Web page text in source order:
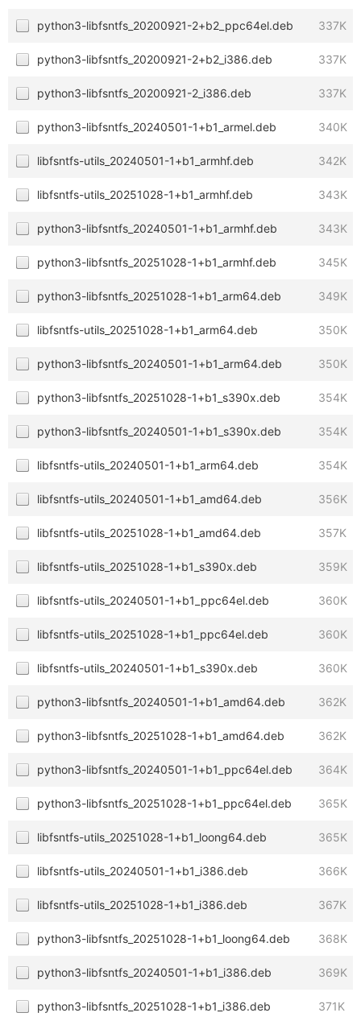
python3-libfsntfs_20200921-2+b2_ppc64el.deb 337K
python3-libfsntfs_20200921-2+b2_i386.deb 337K
python3-libfsntfs_20200921-2_i386.deb 337K
python3-libfsntfs_20240501-1+b1_armel.deb 340K
libfsntfs-utils_20240501-1+b1_armhf.deb 342K
libfsntfs-utils_20251028-1+b1_armhf.deb 343K
python3-libfsntfs_20240501-1+b1_armhf.deb 343K
python3-libfsntfs_20251028-1+b1_armhf.deb 345K
python3-libfsntfs_20251028-1+b1_arm64.deb 349K
libfsntfs-utils_20251028-1+b1_arm64.deb 350K
python3-libfsntfs_20240501-1+b1_arm64.deb 350K
python3-libfsntfs_20251028-1+b1_s390x.deb 354K
python3-libfsntfs_20240501-1+b1_s390x.deb 354K
libfsntfs-utils_20240501-1+b1_arm64.deb 354K
libfsntfs-utils_20240501-1+b1_amd64.deb 356K
libfsntfs-utils_20251028-1+b1_amd64.deb 357K
libfsntfs-utils_20251028-1+b1_s390x.deb 359K
libfsntfs-utils_20240501-1+b1_ppc64el.deb 360K
libfsntfs-utils_20251028-1+b1_ppc64el.deb 360K
libfsntfs-utils_20240501-1+b1_s390x.deb 360K
python3-libfsntfs_20240501-1+b1_amd64.deb 362K
python3-libfsntfs_20251028-1+b1_amd64.deb 362K
python3-libfsntfs_20240501-1+b1_ppc64el.deb 364K
python3-libfsntfs_20251028-1+b1_ppc64el.deb 365K
libfsntfs-utils_20251028-1+b1_loong64.deb 365K
libfsntfs-utils_20240501-1+b1_i386.deb 366K
libfsntfs-utils_20251028-1+b1_i386.deb 367K
python3-libfsntfs_20251028-1+b1_loong64.deb 368K
python3-libfsntfs_20240501-1+b1_i386.deb 369K
python3-libfsntfs_20251028-1+b1_i386.deb 371K